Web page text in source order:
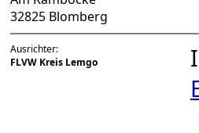
32825 Blomberg
Ausrichter:
FLVW Kreis Lemgo